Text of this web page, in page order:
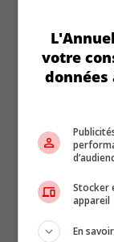
« Nuit »
Ioniq 9
Le noir est à
lancé la
Lire la suite
votre
données
Stocker
appareil
En